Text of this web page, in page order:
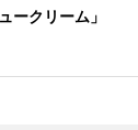
ークリーム」